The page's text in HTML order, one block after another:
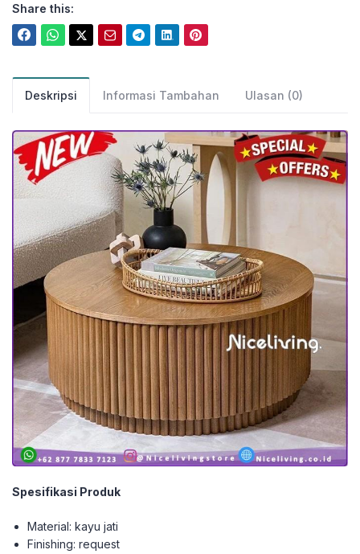
Share this:
Deskripsi Informasi Tambahan Ulasan (0)
Spesifikasi Produk
Material: kayu jati
Finishing: request